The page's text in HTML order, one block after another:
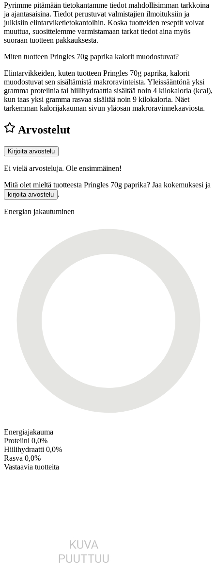
Pyrimme pitämään tietokantamme tiedot mahdollisimman tarkkoina
ja ajantasaisina. Tiedot perustuvat valmistajien ilmoituksiin ja
julkisiin elintarviketietokantoihin. Koska tuotteiden reseptit voivat
muuttua, suosittelemme varmistamaan tarkat tiedot aina myös
suoraan tuotteen pakkauksesta.
Miten tuotteen Pringles 70g paprika kalorit muodostuvat?
Elintarvikkeiden, kuten tuotteen Pringles 70g paprika, kalorit
muodostuvat sen sisältämistä makroravinteista. Yleissääntönä yksi
gramma proteiinia tai hiilihydraattia sisältää noin 4 kilokaloria (kcal),
kun taas yksi gramma rasvaa sisältää noin 9 kilokaloria. Näet
tarkemman kalorijakauman sivun yläosan makroravinnekaaviosta.
Arvostelut
Kirjoita arvostelu
Ei vielä arvosteluja. Ole ensimmäinen!
Mitä olet mieltä tuotteesta Pringles 70g paprika? Jaa kokemuksesi ja
kirjoita arvostelu .
Energian jakautuminen
Energiajakauma
Proteiini 0,0%
Hiilihydraatti 0,0%
Rasva 0,0%
Vastaavia tuotteita